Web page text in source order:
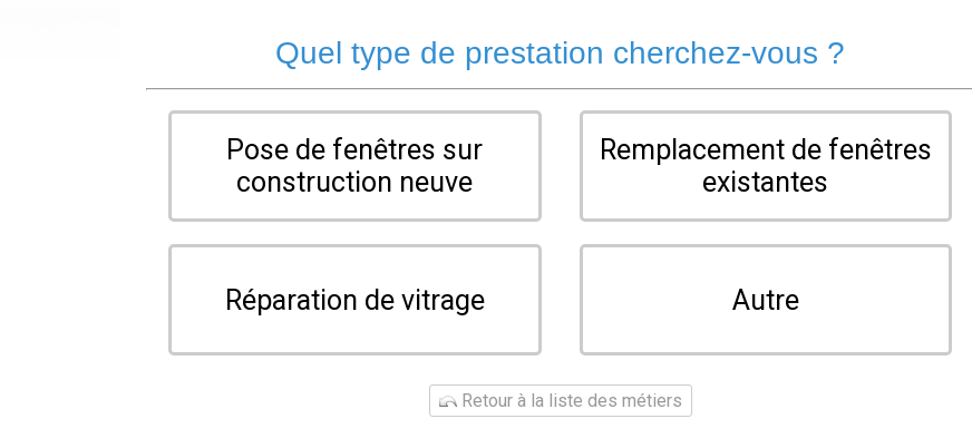
Quel type de prestation cherchez-vous ?
Pose de fenêtres sur
construction neuve
Remplacement de fenêtres
existantes
Réparation de vitrage Autre
Retour à la liste des métiers